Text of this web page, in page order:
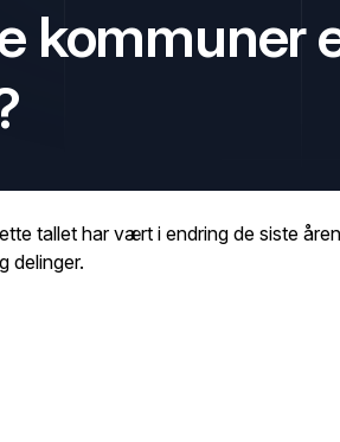
kommuner
tallet har vært i endring de siste
delinger.